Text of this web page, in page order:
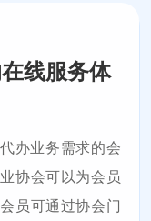
线服务体
办业务需求的会
协会可以为会员
员可通过协会门